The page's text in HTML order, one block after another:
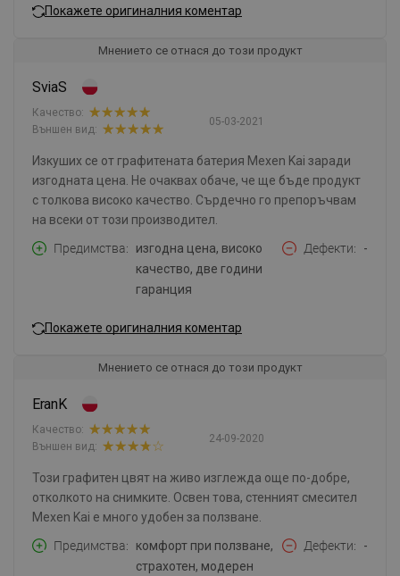
Покажете оригиналния коментар
Мнението се отнася до този продукт
SviaS
05-03-2021
Качество:
Външен вид:
Изкуших се от графитената батерия Mexen Kai заради
изгодната цена. Не очаквах обаче, че ще бъде продукт
с толкова високо качество. Сърдечно го препоръчвам
на всеки от този производител.
Предимства
изгодна цена, високо
качество, две години
гаранция
Дефекти -
Покажете оригиналния коментар
Мнението се отнася до този продукт
EranK
24-09-2020
Качество:
Външен вид:
Този графитен цвят на живо изглежда още по-добре,
отколкото на снимките. Освен това, стенният смесител
Mexen Kai е много удобен за ползване.
Предимства
комфорт при ползване,
страхотен, модерен
Дефекти -